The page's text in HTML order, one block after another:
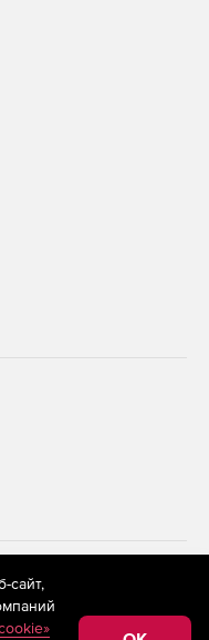
применяются
технологии
сбора,
к
сайт,